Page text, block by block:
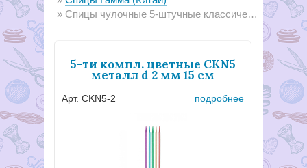
Спицы чулочные 5-штучные классические металл
5-ти компл. цветные CKN5
металл d 2 мм 15 см
Арт. CKN5-2 подробнее